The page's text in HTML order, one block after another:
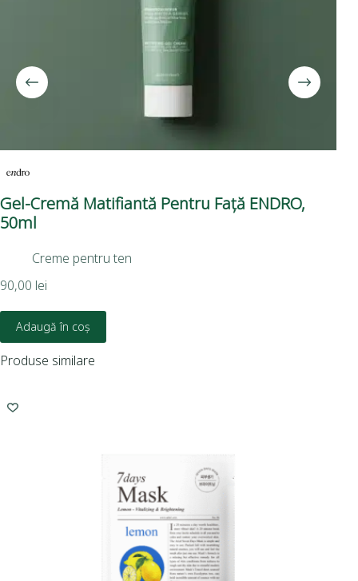
Gel-Cremă Matifiantă Pentru Față ENDRO,
50ml
Creme pentru ten
90,00 lei
Adaugă în coș
Produse similare